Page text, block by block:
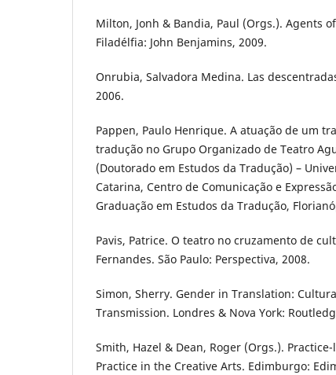
Milton, Jonh & Bandia, Paul (Orgs.). Agents
Filadélfia: John Benjamins, 2009.
Onrubia, Salvadora Medina. Las
2006.
Pappen, Paulo Henrique. A atuação de um
tradução no Grupo Organizado de Teatro
(Doutorado em Estudos da Tradução) –
Catarina, Centro de Comunicação e
Graduação em Estudos da Tradução,
Pavis, Patrice. O teatro no cruzamento de
Fernandes. São Paulo: Perspectiva, 2008.
Simon, Sherry. Gender in Translation:
Transmission. Londres & Nova York:
Smith, Hazel & Dean, Roger (Orgs.).
Practice in the Creative Arts. Edimburgo: